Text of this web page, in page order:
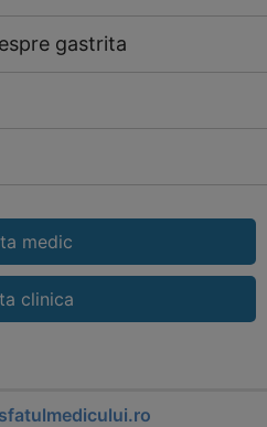
gastrita
medic
clinica